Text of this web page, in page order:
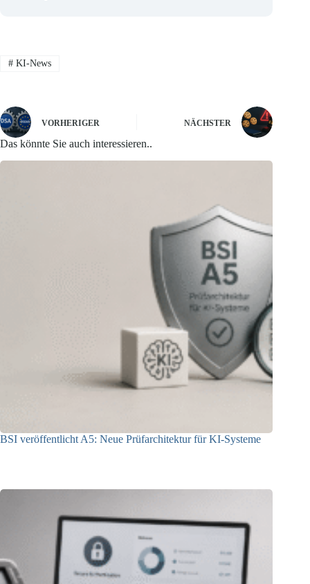
#KI-News
VORHERIGER NÄCHSTER
Das könnte Sie auch interessieren..
BSI veröffentlicht A5: Neue Prüfarchitektur für KI-Systeme